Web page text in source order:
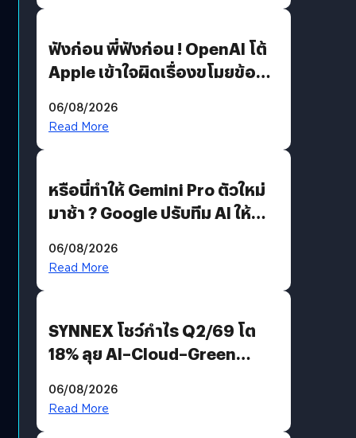
ฟังก่อน พี่ฟังก่อน ! OpenAI โต้
Apple เข้าใจผิดเรื่องขโมยข้อมูล
06/08/2026
Read More
หรือนี่ทำให้ Gemini Pro ตัวใหม่
มาช้า ? Google ปรับทีม AI ให้
AGI
06/08/2026
Read More
SYNNEX โชว์กำไร Q2/69 โต
18% ลุย AI–Cloud–Green
Revenue เร่งเครื่อง New
06/08/2026
Read More